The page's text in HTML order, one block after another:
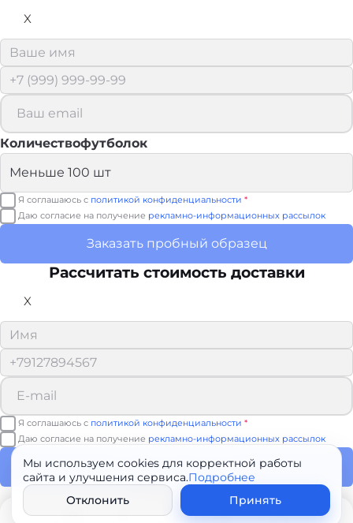
X
Количествофутболок
Я соглашаюсь с политикой конфиденциальности *
Даю согласие на получение рекламно-информационных рассылок
Заказать пробный образец
Рассчитать стоимость доставки
X
Я соглашаюсь с политикой конфиденциальности *
Даю согласие на получение рекламно-информационных рассылок
Рассчитать доставку
Спасибо!
Мы свяжемся с вами в ближайшее время.
Мы используем cookies для корректной работы
сайта и улучшения сервиса.Подробнее
Отклонить
Принять